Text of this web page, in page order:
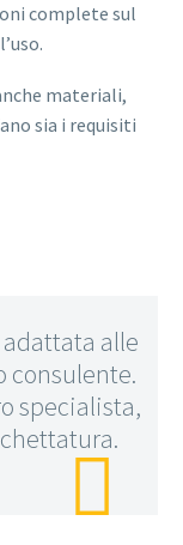
complete sul
materiali,
sia i requisiti
alle
consulente.
specialista,
